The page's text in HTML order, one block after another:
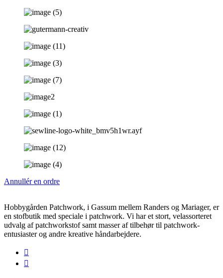
Annullér en ordre
Hobbygården Patchwork, i Gassum mellem Randers og Mariager, er
en stofbutik med speciale i patchwork. Vi har et stort, velassorteret
udvalg af patchworkstof samt masser af tilbehør til patchwork-
entusiaster og andre kreative håndarbejdere.